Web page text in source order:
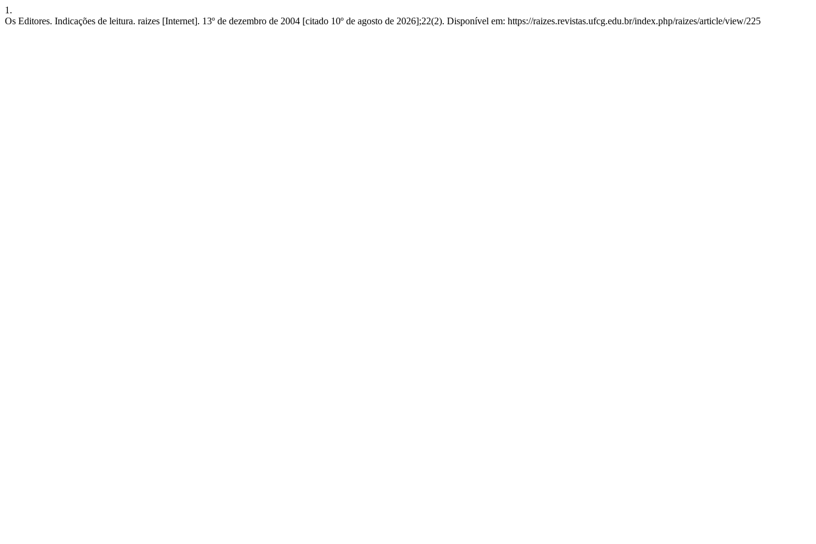
1.
Os Editores. Indicações de leitura. raizes [Internet]. 13º de dezembro de 2004 [citado 10º de agosto de 2026];22(2). Disponível em: https://raizes.revistas.ufcg.edu.br/index.php/raizes/article/view/225